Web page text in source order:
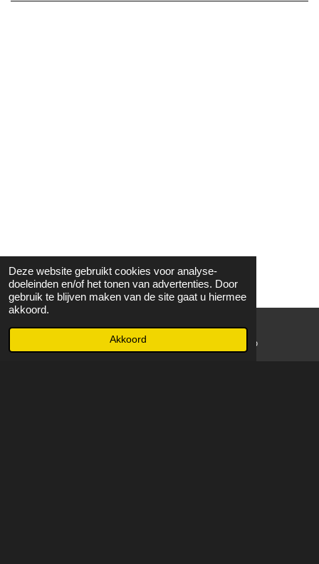
Deze website gebruikt cookies voor analyse-
doeleinden en/of het tonen van advertenties. Door
gebruik te blijven maken van de site gaat u hiermee
akkoord.
Akkoord WhatsApp